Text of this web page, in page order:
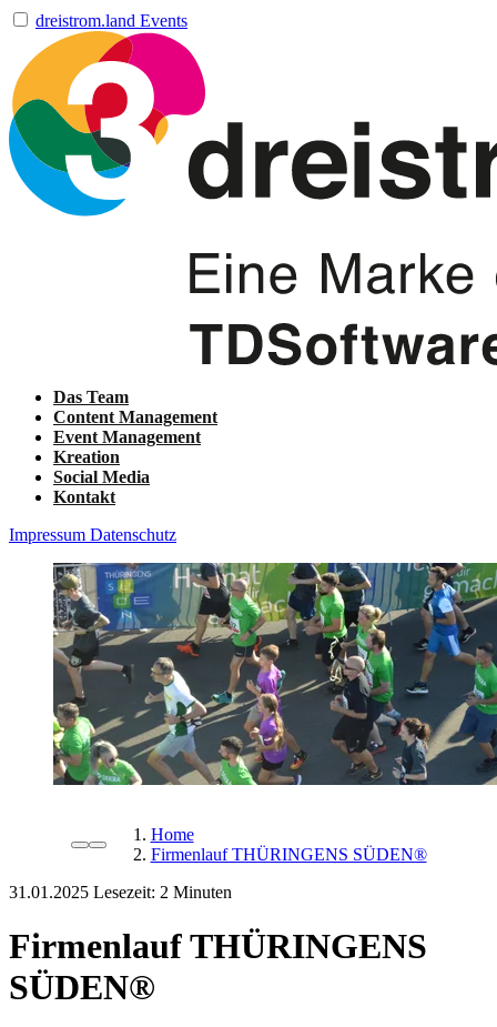
dreistrom.land Events
Das Team
Content Management
Event Management
Kreation
Social Media
Kontakt
Impressum Datenschutz
Home
Firmenlauf THÜRINGENS SÜDEN®
31.01.2025 Lesezeit:
Firmenlauf THÜRINGENS
SÜDEN®